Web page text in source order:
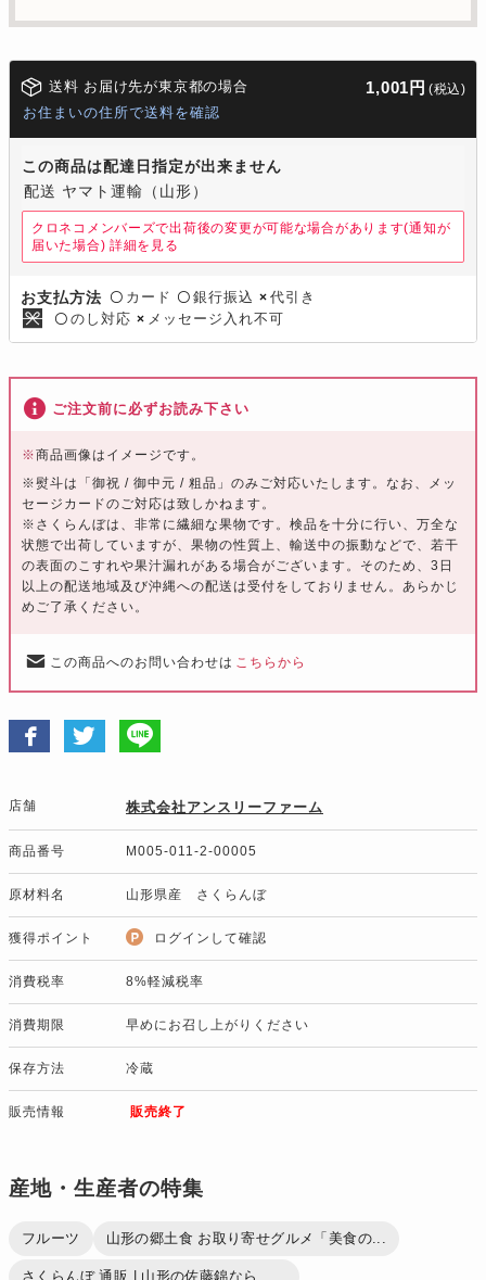
送料 お届け先が東京都の場合 1,001円 (税込)
お住まいの住所で送料を確認
この商品は配達日指定が出来ません
配送 ヤマト運輸（山形）
クロネコメンバーズで出荷後の変更が可能な場合があります(通知が
届いた場合) 詳細を見る
お支払方法 〇 カード 〇 銀行振込 × 代引き
〇 のし対応 × メッセージ入れ不可
ご注文前に必ずお読み下さい
※商品画像はイメージです。
※熨斗は「御祝 / 御中元 / 粗品」のみご対応いたします。なお、メッ
セージカードのご対応は致しかねます。
※さくらんぼは、非常に繊細な果物です。検品を十分に行い、万全な
状態で出荷していますが、果物の性質上、輸送中の振動などで、若干
の表面のこすれや果汁漏れがある場合がございます。そのため、3日
以上の配送地域及び沖縄への配送は受付をしておりません。あらかじ
めご了承ください。
この商品へのお問い合わせは こちらから
店舗 株式会社アンスリーファーム
商品番号 M005-011-2-00005
原材料名 山形県産 さくらんぼ
獲得ポイント ログインして確認
消費税率 8%軽減税率
消費期限 早めにお召し上がりください
保存方法 冷蔵
販売情報 販売終了
産地・生産者の特集
フルーツ 山形の郷土食 お取り寄せグルメ「美食の...
さくらんぼ 通販 | 山形の佐藤錦なら、...